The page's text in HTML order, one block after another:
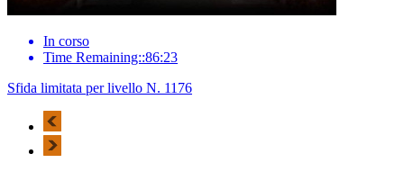
In corso
Time Remaining::86:23
Sfida limitata per livello N. 1176